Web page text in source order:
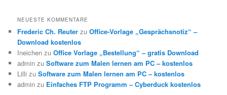
NEUESTE KOMMENTARE
Frederic Ch. Reuter zuOffice-Vorlage „Gesprächsnotiz“ –
Download kostenlos
Ineichen zuOffice Vorlage „Bestellung“ – gratis Download
admin zuSoftware zum Malen lernen am PC – kostenlos
Lilli zuSoftware zum Malen lernen am PC – kostenlos
admin zu Einfaches FTP Programm – Cyberduck kostenlos